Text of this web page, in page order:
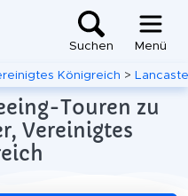
Suchen Menü
Königreich >
Touren zu
Vereinigtes